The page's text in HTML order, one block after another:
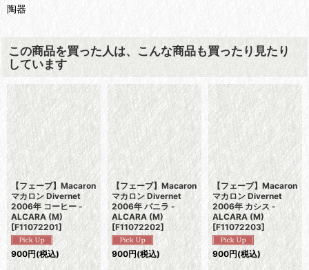
陶器
この商品を買った人は、こんな商品も買ったり見たり
しています
【フェーブ】Macaron
マカロン Divernet
2006年 コーヒー -
ALCARA (M)
[F11072201]
900円(税込)
【フェーブ】Macaron
マカロン Divernet
2006年 バニラ -
ALCARA (M)
[F11072202]
900円(税込)
【フェーブ】Macaron
マカロン Divernet
2006年 カシス -
ALCARA (M)
[F11072203]
900円(税込)